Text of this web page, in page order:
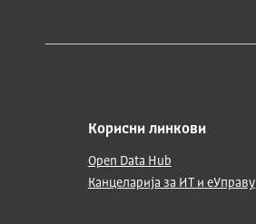
Корисни линкови
Open Data Hub
Канцеларија за ИТ и еУправу